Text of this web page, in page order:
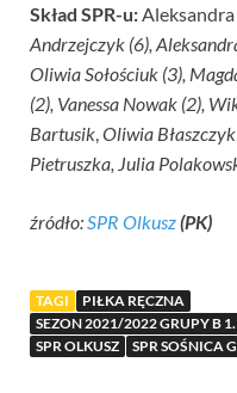
Skład SPR-u: Aleksandra
Andrzejczyk (6),
Oliwia Sołościuk (3),
(2), Vanessa Nowak (2),
Bartusik Oliwia
Pietruszka, Julia
źródło: SPR Olkusz(PK)
TAGI
PIŁKA RĘCZNA
SEZON 2021/2022 GRUPY B
SPR OLKUSZ
SPR SOŚNICA